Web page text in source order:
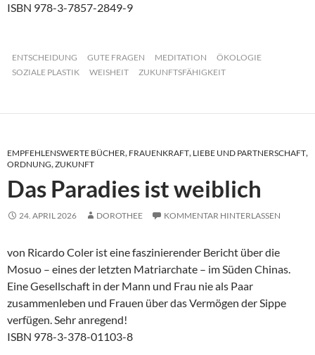
ISBN 978-3-7857-2849-9
ENTSCHEIDUNG GUTE FRAGEN MEDITATION
ÖKOLOGIE
SOZIALE PLASTIK
WEISHEIT ZUKUNFTSFÄHIGKEIT
EMPFEHLENSWERTE BÜCHER, FRAUENKRAFT, LIEBE UND PARTNERSCHAFT,
ORDNUNG,ZUKUNFT
Das Paradies ist weiblich
24. APRIL 2026 DOROTHEE KOMMENTAR HINTERLASSEN
von Ricardo Coler ist eine faszinierender Bericht über die
Mosuo – eines der letzten Matriarchate – im Süden Chinas.
Eine Gesellschaft in der Mann und Frau nie als Paar
zusammenleben und Frauen über das Vermögen der Sippe
verfügen. Sehr anregend!
ISBN 978-3-378-01103-8